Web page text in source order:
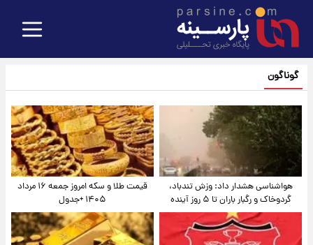
گوناگون
هواشناسی هشدار داد: وزش تندباد،
گردوخاک و رگبار باران تا ۵ روز آینده
قیمت طلا و سکه امروز جمعه ۱۶ مرداد
۱۴۰۵ +جدول